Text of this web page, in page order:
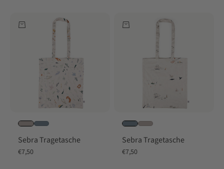
In den Warenkorb
Sebra Tragetasche
Angebot
€7,50
In den Warenkorb
Sebra Tragetasche
Angebot
€7,50